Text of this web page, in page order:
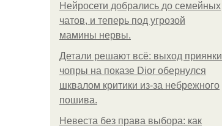
Нейросети добрались до семейных
чатов, и теперь под угрозой
мамины нервы.
Детали решают всё: выход приянки
чопры на показе Dior обернулся
шквалом критики из-за небрежного
пошива.
Невеста без права выбора: как